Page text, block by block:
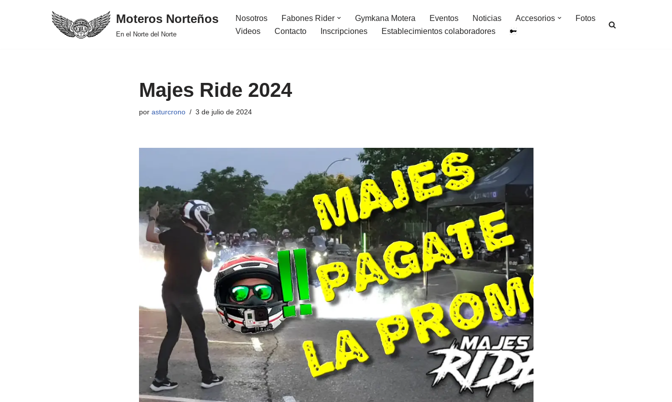
Moteros Norteños
En el Norte del Norte
Nosotros Fabones Rider Gymkana Motera Eventos Noticias Accesorios
Fotos
Videos
Contacto Inscripciones Establecimientos colaboradores
Majes Ride 2024
por asturcrono 3 de julio de 2024